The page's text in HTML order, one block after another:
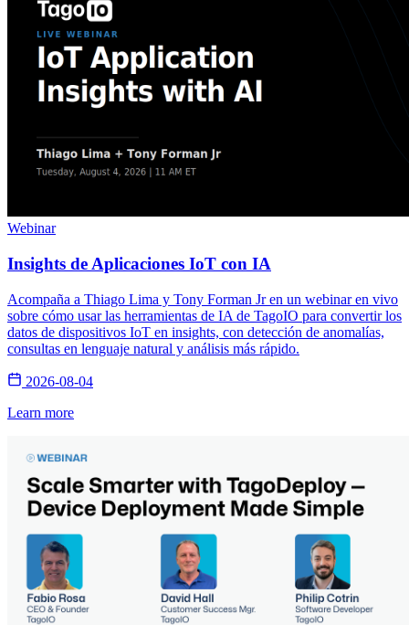
Webinar
Insights de Aplicaciones IoT con IA
Acompaña a Thiago Lima y Tony Forman Jr en un webinar en vivo
sobre cómo usar las herramientas de IA de TagoIO para convertir los
datos de dispositivos IoT en insights, con detección de anomalías,
consultas en lenguaje natural y análisis más rápido.
2026-08-04
Learn more